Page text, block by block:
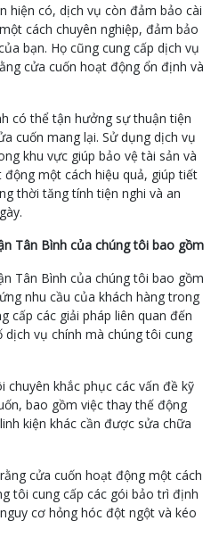
hiện có, dịch vụ còn đảm bảo cài
cách chuyên nghiệp, đảm bảo
bạn. Họ cũng cung cấp dịch vụ
cửa cuốn hoạt động ổn định và
có thể tận hưởng sự thuận tiện
cuốn mang lại. Sử dụng dịch vụ
khu vực giúp bảo vệ tài sản và
một cách hiệu quả, giúp tiết
thời tăng tính tiện nghi và an
Tân Bình của chúng tôi bao gồm
Tân Bình của chúng tôi bao gồm
nhu cầu của khách hàng trong
cấp các giải pháp liên quan đến
vụ chính mà chúng tôi cung
chuyên khắc phục các vấn đề kỹ
bao gồm việc thay thế động
kiện khác cần được sửa chữa
cửa cuốn hoạt động một cách
tôi cung cấp các gói bảo trì định
cơ hỏng hóc đột ngột và kéo